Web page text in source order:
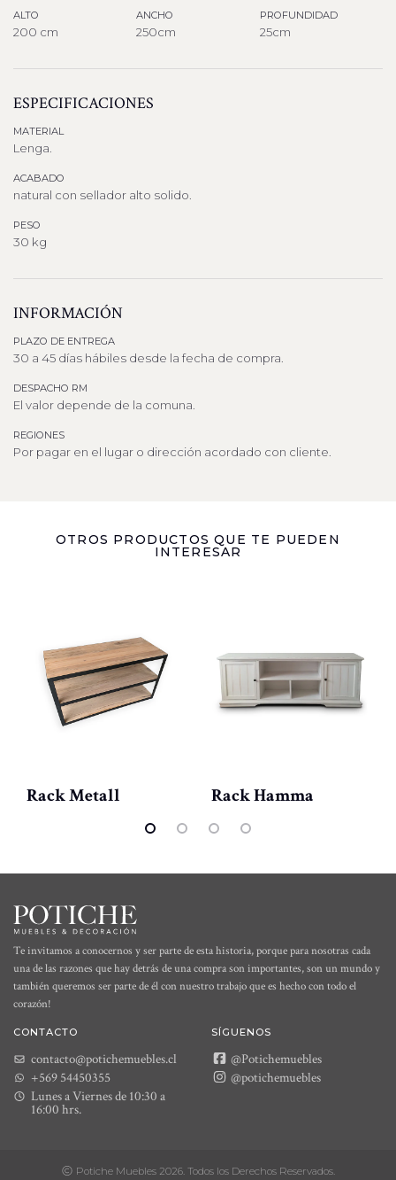
ALTO
200 cm
ANCHO
250cm
PROFUNDIDAD
25cm
ESPECIFICACIONES
MATERIAL
Lenga.
ACABADO
natural con sellador alto solido.
PESO
30 kg
INFORMACIÓN
PLAZO DE ENTREGA
30 a 45 días hábiles desde la fecha de compra.
DESPACHO RM
El valor depende de la comuna.
REGIONES
Por pagar en el lugar o dirección acordado con cliente.
OTROS PRODUCTOS QUE TE PUEDEN
INTERESAR
Rack Metall Rack Hamma
Te invitamos a conocernos y ser parte de esta historia, porque para nosotras cada
una de las razones que hay detrás de una compra son importantes, son un mundo y
también queremos ser parte de él con nuestro trabajo que es hecho con todo el
corazón!
CONTACTO
contacto@potichemuebles.cl
+569 54450355
Lunes a Viernes de 10:30 a
16:00 hrs.
SÍGUENOS
@Potichemuebles
@potichemuebles
Potiche Muebles 2026. Todos los Derechos Reservados.